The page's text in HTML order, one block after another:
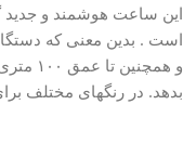
است . بدین معنی که
و
بدهد. در رنگهای مختلف